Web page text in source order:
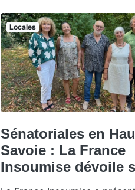
Locales
Sénatoriales en
Savoie : La France
Insoumise dévoile